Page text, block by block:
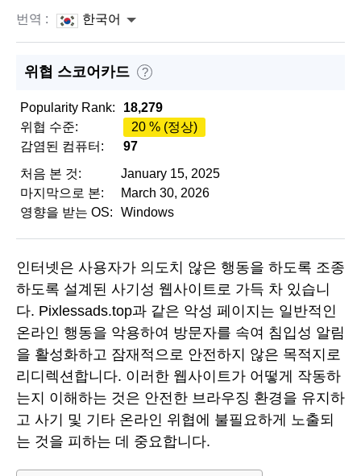
번역 :
한국어
위협 스코어카드 ?
Popularity Rank:
18,279
위협 수준:
20 % (정상)
감염된 컴퓨터:
97
처음 본 것:
January 15, 2025
마지막으로 본:
March 30, 2026
영향을 받는 OS:
Windows
인터넷은 사용자가 의도치 않은 행동을 하도록 조종
하도록 설계된 사기성 웹사이트로 가득 차 있습니
다. Pixlessads.top과 같은 악성 페이지는 일반적인
온라인 행동을 악용하여 방문자를 속여 침입성 알림
을 활성화하고 잠재적으로 안전하지 않은 목적지로
리디렉션합니다. 이러한 웹사이트가 어떻게 작동하
는지 이해하는 것은 안전한 브라우징 환경을 유지하
고 사기 및 기타 온라인 위협에 불필요하게 노출되
는 것을 피하는 데 중요합니다.